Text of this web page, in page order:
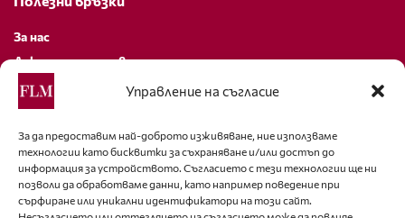
Управление на съгласие
За да предоставим най-доброто изживяване, ние използваме
технологии като бисквитки за съхраняване и/или достъп до
информация за устройството. Съгласието с тези технологии ще ни
позволи да обработваме данни, като например поведение при
сърфиране или уникални идентификатори на този сайт.
За нас
Декларация за поверителност
Политика за бисквитки
За контакти
editor@fashion-lifestyle.net
+359 88 227 33 47